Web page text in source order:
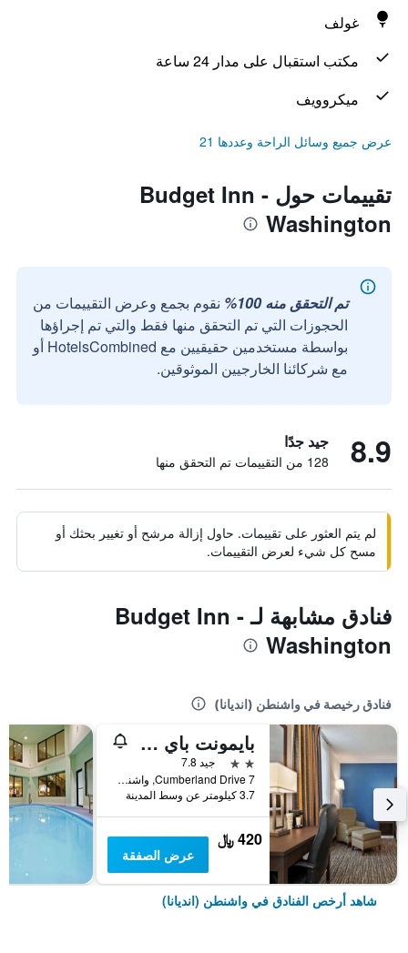
غولف
مكتب استقبال على مدار 24 ساعة
ميكروويف
عرض جميع وسائل الراحة وعددها 21
تقييمات حول Budget Inn -
Washington
تم التحقق منه 100%
نقوم بجمع وعرض التقييمات من
الحجوزات التي تم التحقق منها فقط والتي تم إجراؤها
بواسطة مستخدمين حقيقيين مع HotelsCombined أو
مع شركائنا الخارجيين الموثوقين.
8.9 جيد جدًا
128 من التقييمات تم التحقق منها
لم يتم العثور على تقييمات. حاول إزالة مرشح أو تغيير بحثك أو
مسح كل شيء لعرض التقييمات.
فنادق مشابهة لـ Budget Inn -
Washington
فنادق رخيصة في واشنطن (انديانا)
بايمونت باي ويندام واشنطن
2 نجمتين
جيد 7.8
7 Cumberland Drive, واشنطن (انديانا), IN, الولايات المتحدة الأميريكية
3.7 كيلومتر عن وسط المدينة
420 ﷼
عرض الصفقة
شاهد أرخص الفنادق في واشنطن (انديانا)